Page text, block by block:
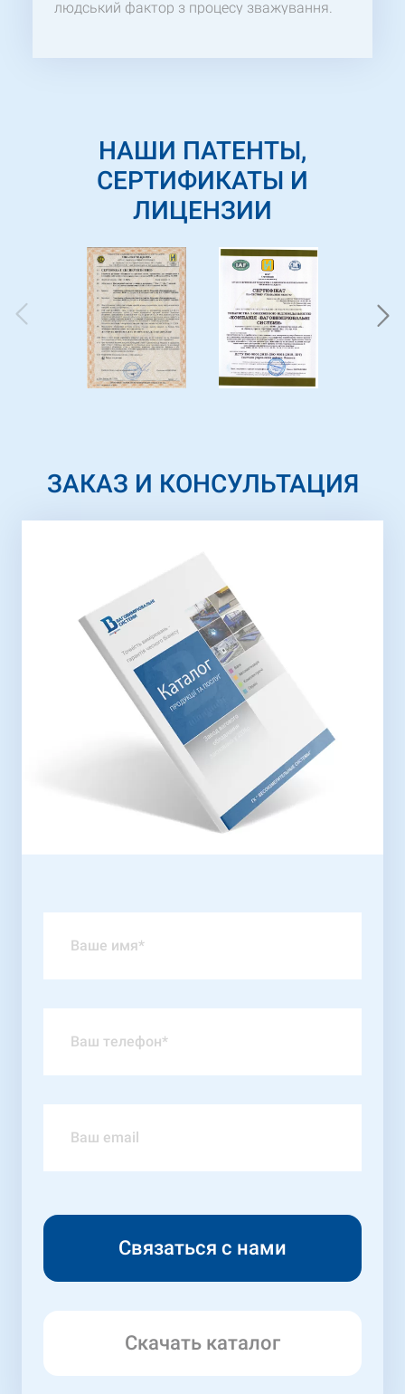
людський фактор з процесу зважування.
подальшу успішну співпрацю. Бажаємо
НАШИ ПАТЕНТЫ,
СЕРТИФИКАТЫ И
ЛИЦЕНЗИИ
ЗАКАЗ И КОНСУЛЬТАЦИЯ
Скачать каталог